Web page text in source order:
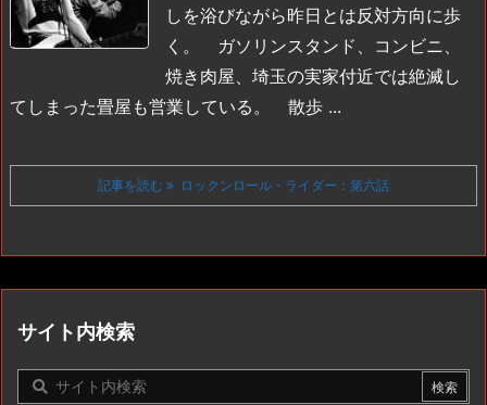
しを浴びながら昨日とは反対方向に歩
く。
ガソリンスタンド、コンビニ、
焼き肉屋、埼玉の実家付近では絶滅し
てしまった畳屋も営業している。
散歩 ...
記事を読む ロックンロール・ライダー：第六話
サイト内検索